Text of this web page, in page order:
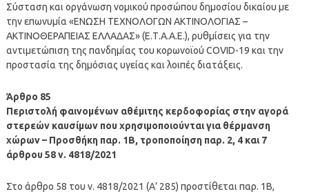
Σύσταση και οργάνωση νομικού προσώπου δημοσίου δικαίου με
την επωνυμία «ΕΝΩΣΗ ΤΕΧΝΟΛΟΓΩΝ ΑΚΤΙΝΟΛΟΓΙΑΣ –
ΑΚΤΙΝΟΘΕΡΑΠΕΙΑΣ ΕΛΛΑΔΑΣ» (Ε.Τ.Α.Α.Ε.), ρυθμίσεις για την
αντιμετώπιση της πανδημίας του κορωνοϊού COVID-19 και την
προστασία της δημόσιας υγείας και λοιπές διατάξεις.
Άρθρο 85
Περιστολή φαινομένων αθέμιτης κερδοφορίας στην αγορά
στερεών καυσίμων που χρησιμοποιούνται για θέρμανση
χώρων – Προσθήκη παρ. 1Β, τροποποίηση παρ. 2, 4 και 7
άρθρου 58 ν. 4818/2021
Στο άρθρο 58 του ν. 4818/2021 (Α’ 285) προστίθεται παρ. 1Β,